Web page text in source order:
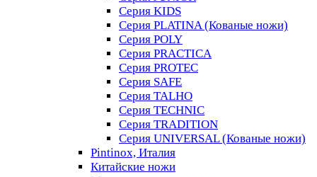
Серия KIDS
Серия PLATINA (Кованые ножи)
Серия POLY
Серия PRACTICA
Серия PROTEC
Серия SAFE
Серия TALHO
Серия TECHNIC
Серия TRADITION
Серия UNIVERSAL (Кованые ножи)
Pintinox, Италия
Китайские ножи